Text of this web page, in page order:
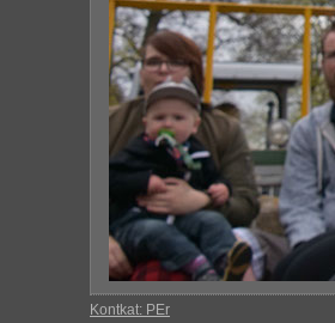
Kontkat: PEr